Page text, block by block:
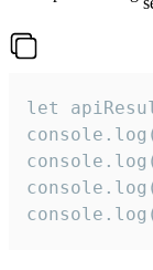
let